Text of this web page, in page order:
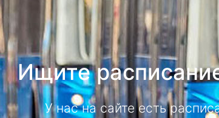
Ищите
У нас на сайте есть